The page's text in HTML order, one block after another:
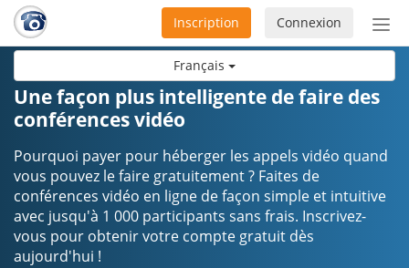
Français
ou
Connexion
Inscription
Une façon plus intelligente de faire des
conférences vidéo
Pourquoi payer pour héberger les appels vidéo quand
vous pouvez le faire gratuitement ? Faites de
conférences vidéo en ligne de façon simple et intuitive
avec jusqu'à 1 000 participants sans frais. Inscrivez-
vous pour obtenir votre compte gratuit dès
aujourd'hui !